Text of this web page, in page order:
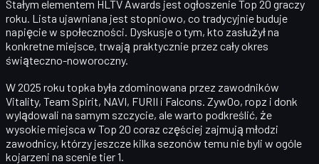
Stałym elementem HLTV Awards jest ogłoszenieTop 20 graczy
roku. Lista ujawniana jest stopniowo, co tradycyjnie buduje
napięcie w społeczności. Dyskusje o tym, kto zasłużył na
konkretne miejsce, trwają praktycznie przez cały okres
świąteczno-noworoczny.
W 2025 roku topka była zdominowana przez zawodników
Vitality, Team Spirit, NAVI, FURII i Falcons. ZywOo, ropz i donk
wylądowali na samym szczycie, ale warto podkreślić, że
wysokie miejsca w Top 20 coraz częściej zajmują młodzi
zawodnicy, którzy jeszcze kilka sezonów temu nie byli w ogóle
kojarzeni na scenie tier 1.